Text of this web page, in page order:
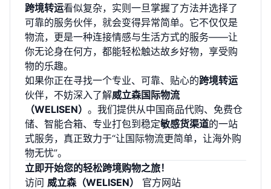
跨境转运看似复杂，实则一旦掌握了方法并选择了
可靠的服务伙伴，就会变得异常简单。它不仅仅是
物流，更是一种连接情感与生活方式的服务——让
你无论身在何方，都能轻松触达故乡好物，享受购
物的乐趣。
如果你正在寻找一个专业、可靠、贴心的跨境转运
伙伴，不妨深入了解威立森国际物流
（WELISEN） 。我们提供从中国商品代购、免费仓
储、智能合箱、专业打包到稳定敏感货渠道的一站
式服务，真正致力于“让国际物流更简单，让海外购
物无忧”。
立即开始您的轻松跨境购物之旅！
访问 威立森（WELISEN）
官方网站